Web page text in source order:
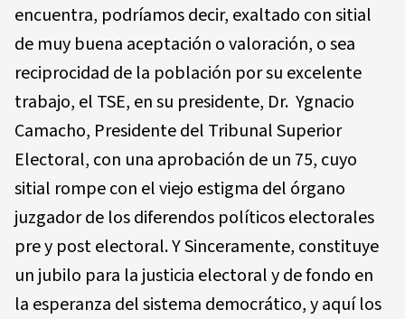
encuentra, podríamos decir, exaltado con sitial
de muy buena aceptación o valoración, o sea
reciprocidad de la población por su excelente
trabajo, el TSE, en su presidente, Dr. Ygnacio
Camacho, Presidente del Tribunal Superior
Electoral, con una aprobación de un 75, cuyo
sitial rompe con el viejo estigma del órgano
juzgador de los diferendos políticos electorales
pre y post electoral. Y Sinceramente, constituye
un jubilo para la justicia electoral y de fondo en
la esperanza del sistema democrático, y aquí los